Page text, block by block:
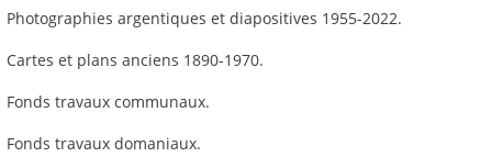
Photographies argentiques et diapositives 1955-2022.
Cartes et plans anciens 1890-1970.
Fonds travaux communaux.
Fonds travaux domaniaux.